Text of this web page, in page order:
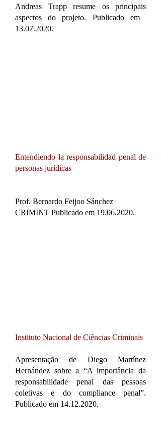
Andreas Trapp resume os principais
aspectos do projeto. Publicado em ​
13.07.2020.
Entendiendo la responsabilidad penal de
personas jurídicas
Prof. Bernardo Feijoo Sánchez
CRIMINT Publicado em 19.06.2020.
Instituto Nacional de Ciências Criminais
Apresentação de Diego Martínez
Hernández sobre a “A importância da
responsabilidade penal das pessoas
coletivas e do compliance penal”.
Publicado em 14.12.2020.